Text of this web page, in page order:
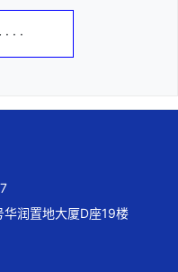
· ·
润置地大厦D座19楼